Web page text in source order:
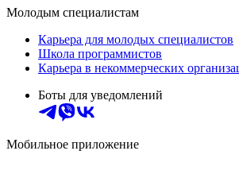
Молодым специалистам
Карьера для молодых специалистов
Школа программистов
Карьера в некоммерческих
Боты для уведомлений
Мобильное приложение